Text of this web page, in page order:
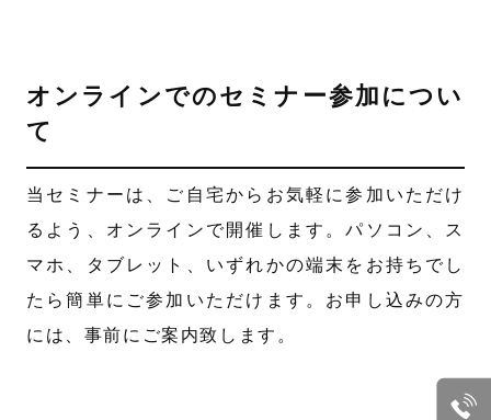
オンラインでのセミナー参加につい
て
当セミナーは、ご自宅からお気軽に参加いただけ
るよう、オンラインで開催します。パソコン、ス
マホ、タブレット、いずれかの端末をお持ちでし
たら簡単にご参加いただけます。お申し込みの方
には、事前にご案内致します。